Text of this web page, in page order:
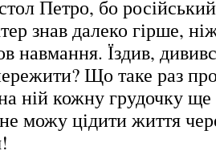
Петро, бо
знав далеко гірше,
навмання. Їздив,
Що таке раз
ній кожну грудочку
можу цідити життя